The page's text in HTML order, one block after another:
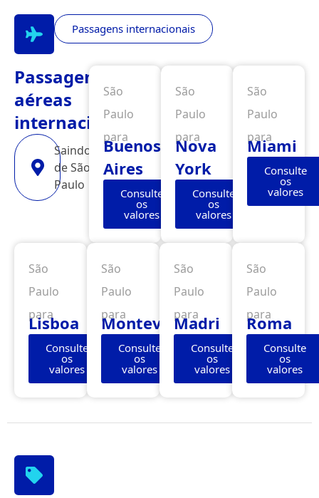
Passagens internacionais
Passagens
aéreas
internacionais
Saindo
de São
Paulo
São
Paulo
para
Buenos
Aires
Consulte
os
valores
São
Paulo
para
Nova
York
Consulte
os
valores
São
Paulo
para
Miami
Consulte
os
valores
São
Paulo
para
Lisboa
Consulte
os
valores
São
Paulo
para
Montevidéu
Consulte
os
valores
São
Paulo
para
Madri
Consulte
os
valores
São
Paulo
para
Roma
Consulte
os
valores